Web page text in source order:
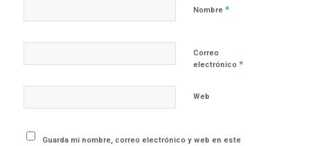
Nombre *
Correo
electrónico *
Web
Guarda mi nombre, correo electrónico y web en este